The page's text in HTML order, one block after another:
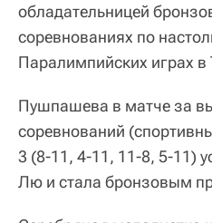
обладательницей
соревнованиях по
Паралимпийских играх в
Пушпашева в матче за
соревнований
3 (8-11, 4-11, 11-8, 5-11)
Лю и стала бронзовым